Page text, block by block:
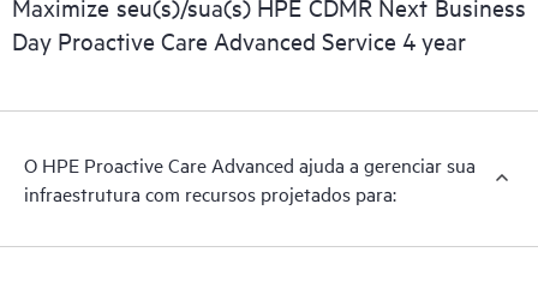
O HPE Proactive Care Advanced usa a HPE Remote Support
Technology para monitorar dispositivos e coletar dados,
É necessário executar a versão atual da Remote Support
desse serviço de suporte.
Maximize seu(s)/sua(s) HPE CDMR Next Business
Day Proactive Care Advanced Service 4 year
O HPE Proactive Care Advanced ajuda a gerenciar sua
infraestrutura com recursos projetados para: